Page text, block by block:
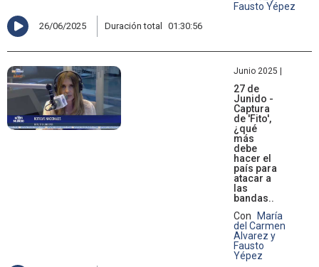
Fausto Yépez
26/06/2025 Duración total 01:30:56
Junio 2025 |
27 de
Junido -
Captura
de 'Fito',
¿qué
más
debe
hacer el
país para
atacar a
las
bandas..
Con
María
del Carmen
Alvarez y
Fausto
Yépez